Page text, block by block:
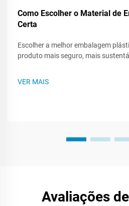
Como Escolher o Material de
Certa
Escolher a melhor embalagem
produto mais seguro, mais
VER MAIS
Avaliações